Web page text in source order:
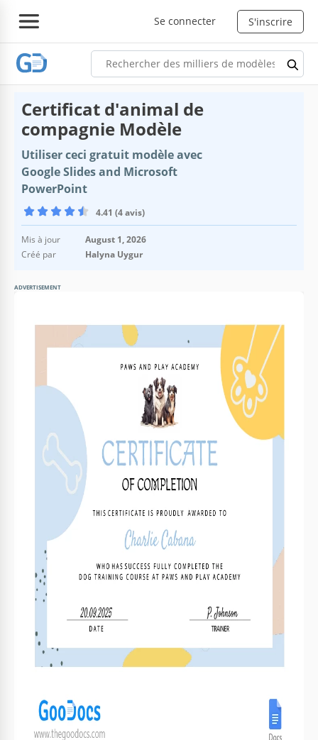
Se connecter S'inscrire
Certificat d'animal de
compagnie Modèle
Utiliser ceci gratuit modèle avec
Google Slides and Microsoft
PowerPoint
4.41 (4 avis)
Mis à jour
August 1, 2026
Créé par
Halyna Uygur
ADVERTISEMENT